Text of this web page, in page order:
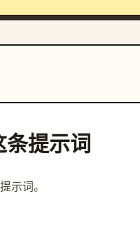
条提示词
示词。